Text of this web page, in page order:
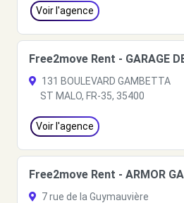
Voir l'agence
Free2move Rent - GARAGE
131 BOULEVARD GAMBETTA
ST MALO, FR-35, 35400
Voir l'agence
Free2move Rent - ARMOR
7 rue de la Guymauvière